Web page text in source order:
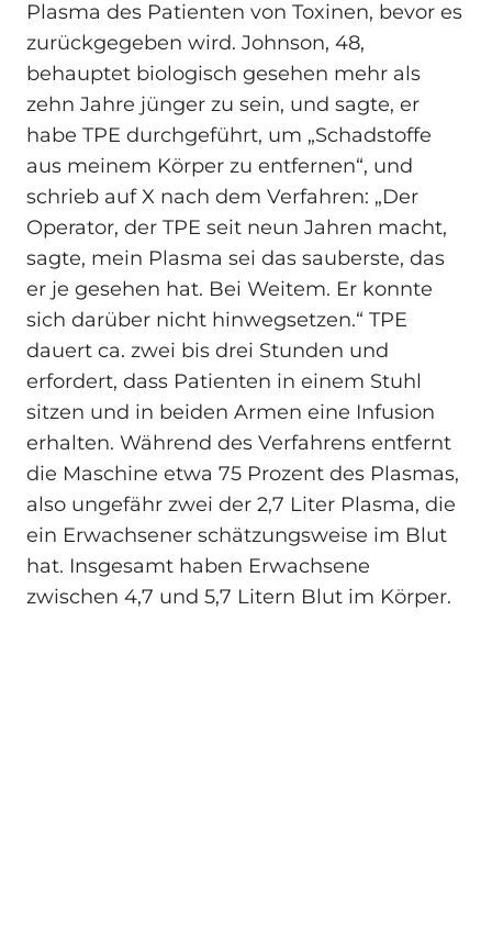
Plasma des Patienten von Toxinen, bevor es
zurückgegeben wird. Johnson, 48,
behauptet biologisch gesehen mehr als
zehn Jahre jünger zu sein, und sagte, er
habe TPE durchgeführt, um „Schadstoffe
aus meinem Körper zu entfernen“, und
schrieb auf X nach dem Verfahren: „Der
Operator, der TPE seit neun Jahren macht,
sagte, mein Plasma sei das sauberste, das
er je gesehen hat. Bei Weitem. Er konnte
sich darüber nicht hinwegsetzen.“ TPE
dauert ca. zwei bis drei Stunden und
erfordert, dass Patienten in einem Stuhl
sitzen und in beiden Armen eine Infusion
erhalten. Während des Verfahrens entfernt
die Maschine etwa 75 Prozent des Plasmas,
also ungefähr zwei der 2,7 Liter Plasma, die
ein Erwachsener schätzungsweise im Blut
hat. Insgesamt haben Erwachsene
zwischen 4,7 und 5,7 Litern Blut im Körper.